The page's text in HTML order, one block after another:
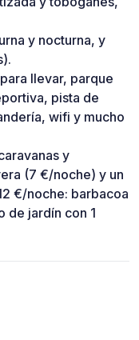
y nocturna, y
llevar, parque
pista de
wifi y mucho
y
(7 €/noche) y un
€/noche: barbacoa
de jardín con 1